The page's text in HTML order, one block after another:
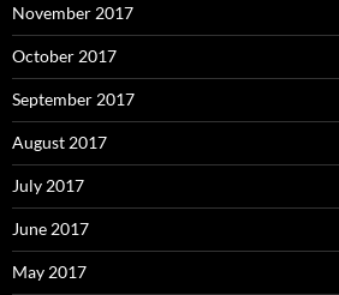
November 2017
October 2017
September 2017
August 2017
July 2017
June 2017
May 2017